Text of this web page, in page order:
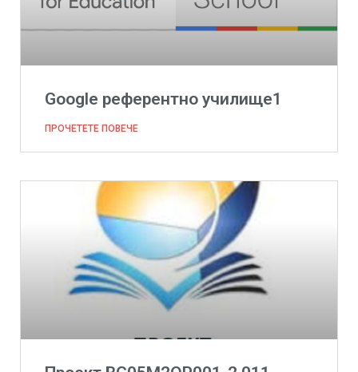
Google референтно училище1
ПРОЧЕТЕТЕ ПОВЕЧЕ